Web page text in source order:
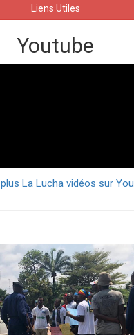
Liens Utiles
Youtube
La Lucha vidéos sur